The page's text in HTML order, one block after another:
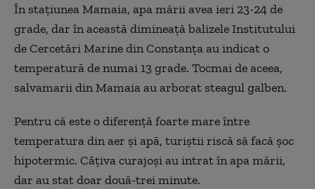
În stațiunea Mamaia, apa mării avea ieri 23-24 de
grade, dar în această dimineață balizele Institutului
de Cercetări Marine din Constanța au indicat o
temperatură de numai 13 grade. Tocmai de aceea,
salvamarii din Mamaia au arborat steagul galben.
Pentru că este o diferență foarte mare între
temperatura din aer și apă, turiștii riscă să facă șoc
hipotermic. Câțiva curajoși au intrat în apa mării,
dar au stat doar două-trei minute.